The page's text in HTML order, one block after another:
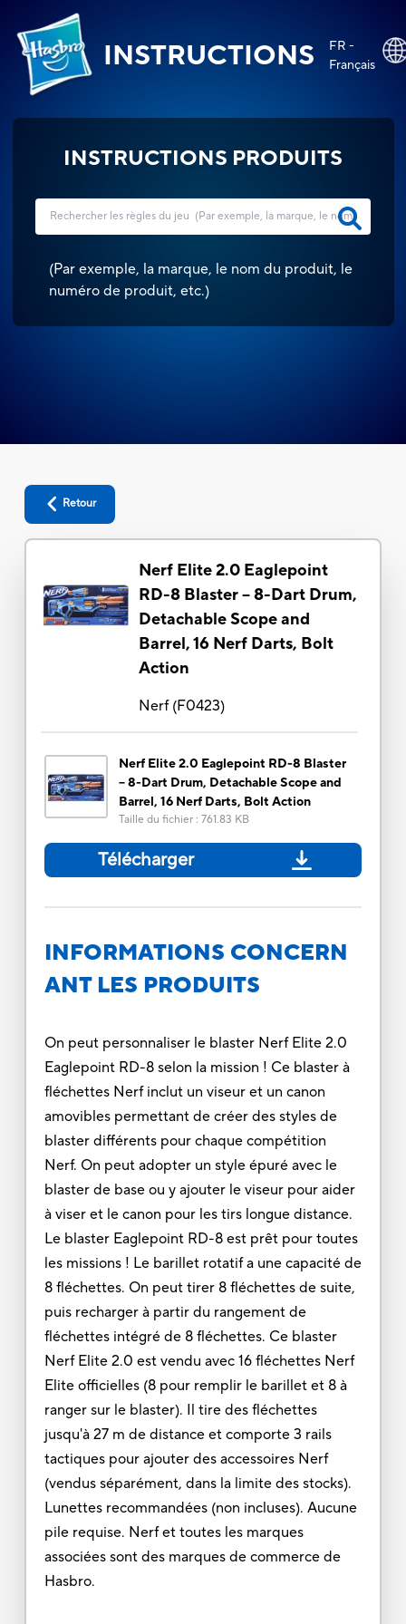
INSTRUCTIONS
FR -
Français
INSTRUCTIONS PRODUITS
(Par exemple, la marque, le nom du produit, le
numéro de produit, etc.)
Retour
Nerf Elite 2.0 Eaglepoint
RD-8 Blaster -- 8-Dart Drum,
Detachable Scope and
Barrel, 16 Nerf Darts, Bolt
Action
Nerf(F0423)
Nerf Elite 2.0 Eaglepoint RD-8 Blaster
-- 8-Dart Drum, Detachable Scope and
Barrel, 16 Nerf Darts, Bolt Action
Taille du fichier: 761.83 KB
Télécharger
INFORMATIONS CONCERN
ANT LES PRODUITS
On peut personnaliser le blaster Nerf Elite 2.0
Eaglepoint RD-8 selon la mission ! Ce blaster à
fléchettes Nerf inclut un viseur et un canon
amovibles permettant de créer des styles de
blaster différents pour chaque compétition
Nerf. On peut adopter un style épuré avec le
blaster de base ou y ajouter le viseur pour aider
à viser et le canon pour les tirs longue distance.
Le blaster Eaglepoint RD-8 est prêt pour toutes
les missions ! Le barillet rotatif a une capacité de
8 fléchettes. On peut tirer 8 fléchettes de suite,
puis recharger à partir du rangement de
fléchettes intégré de 8 fléchettes. Ce blaster
Nerf Elite 2.0 est vendu avec 16 fléchettes Nerf
Elite officielles (8 pour remplir le barillet et 8 à
ranger sur le blaster). Il tire des fléchettes
jusqu'à 27 m de distance et comporte 3 rails
tactiques pour ajouter des accessoires Nerf
(vendus séparément, dans la limite des stocks).
Lunettes recommandées (non incluses). Aucune
pile requise. Nerf et toutes les marques
associées sont des marques de commerce de
Hasbro.